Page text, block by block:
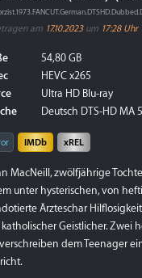
am 17.10.2023um 17:28 Uhr
54,80 GB
HEVC x265
Ultra HD Blu-ray
Deutsch DTS-HD MA
IMDb xREL
MacNeill, zwölfjährige
unter hysterischen, von
Ärzteschar
katholischer Geistlicher. Zwei
dem Teenager